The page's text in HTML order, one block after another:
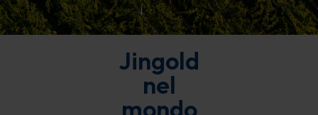
Jingold
nel